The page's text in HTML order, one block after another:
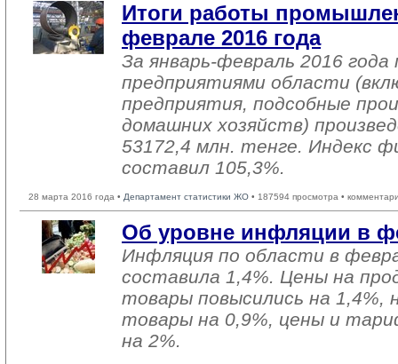
Итоги работы
феврале 2016 года
За январь-февраль 2016
предприятиями области
предприятия, подсобные
домашних хозяйств)
53172,4 млн. тенге. Индекс
составил 105,3%.
28 марта 2016 года • Департамент статистики ЖО • 187594 просмотра •
Об уровне инфляции в
Инфляция по области в
составила 1,4%. Цены на
товары повысились на 1,4%,
товары на 0,9%, цены и
на 2%.